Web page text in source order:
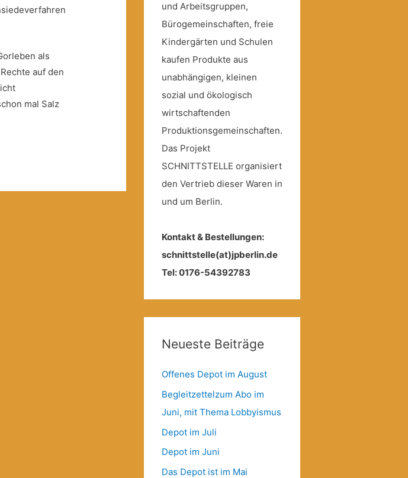
als
auf den
mal Salz
und Arbeitsgruppen,
Bürogemeinschaften, freie
Kindergärten und Schulen
kaufen Produkte aus
unabhängigen, kleinen
sozial und ökologisch
wirtschaftenden
Produktionsgemeinschaften.
Das Projekt
SCHNITTSTELLE organisiert
den Vertrieb dieser Waren in
und um Berlin.
Kontakt & Bestellungen:
schnittstelle(at)jpberlin.de
Tel: 0176-54392783
Neueste Beiträge
Offenes Depot im August
Begleitzettelzum Abo im
Juni, mit Thema Lobbyismus
Depot im Juli
Depot im Juni
Das Depot ist im Mai